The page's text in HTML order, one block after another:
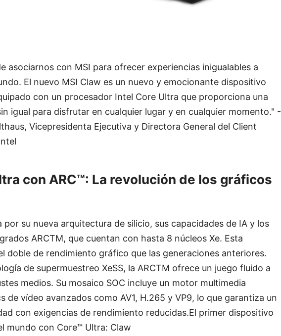
asociarnos con MSI para ofrecer experiencias inigualables a
El nuevo MSI Claw es un nuevo y emocionante dispositivo
con un procesador Intel Core Ultra que proporciona una
igual para disfrutar en cualquier lugar y en cualquier momento." -
Vicepresidenta Ejecutiva y Directora General del Client
con ARC™: La revolución de los gráficos
por su nueva arquitectura de silicio, sus capacidades de IA y los
ARCTM, que cuentan con hasta 8 núcleos Xe. Esta
doble de rendimiento gráfico que las generaciones anteriores.
de supermuestreo XeSS, la ARCTM ofrece un juego fluido a
medios. Su mosaico SOC incluye un motor multimedia
de vídeo avanzados como AV1, H.265 y VP9, lo que garantiza un
con exigencias de rendimiento reducidas.El primer dispositivo
mundo con Core™ Ultra: Claw